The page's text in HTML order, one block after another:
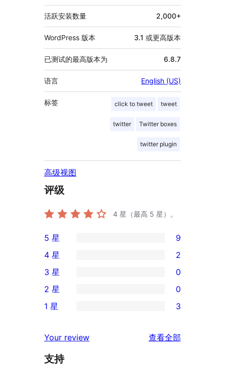
息
活跃安装数量 2,000+
WordPress 版本 3.1 或更高版本
已测试的最高版本为 6.8.7
语言 English (US)
标签 click to tweet tweet
twitter Twitter boxes
twitter plugin
高级视图
评级
4 星（最高 5 星）。
9
条
5
星
评
5 星 9
条
4
星
价
4 星 2
0
条
3
评
价
3 星 0
条
星
评
2 星 0
1
星
1 星 3
Your review 查看全部
支持